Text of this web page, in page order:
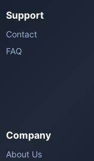
Support
Contact
FAQ
Company
About Us